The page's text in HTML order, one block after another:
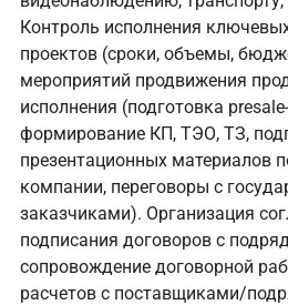
Контроль исполнения
проектов (сроки, объемы,
мероприятий продвижения
исполнения (подготовка
формирование КП, ТЭО, ТЗ,
презентационных материалов
компании, переговоры с
заказчиками). Организация
подписания договоров с
сопровождение договорной
расчетов с поставщиками/